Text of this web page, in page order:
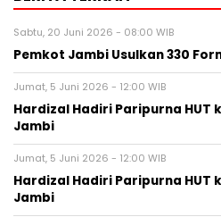
Sabtu, 20 Juni 2026 - 08:00 WIB
Pemkot Jambi Usulkan 330
Jumat, 5 Juni 2026 - 12:00 WIB
Hardizal Hadiri Paripurna HUT
Jambi
Jumat, 5 Juni 2026 - 12:00 WIB
Hardizal Hadiri Paripurna HUT
Jambi